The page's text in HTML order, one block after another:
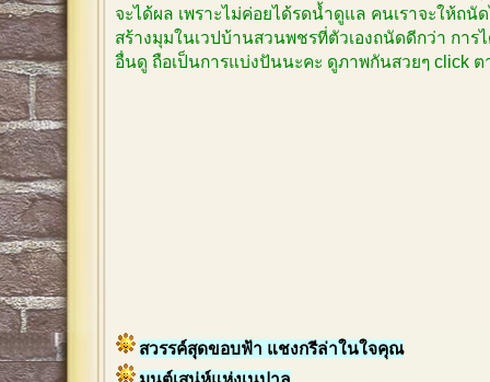
จะได้ผล เพราะไม่ค่อยได้รดน้ำดูแล คนเราจะให้ถนั
สร้างมุมในเวปบ้านสวนพชรที่ตัวเองถนัดดีกว่า การ
อื่นดู ถือเป็นการแบ่งปันนะคะ ดูภาพกันสวยๆ click ต
สวรรค์สุดขอบฟ้า แชงกรีล่าในใจคุณ